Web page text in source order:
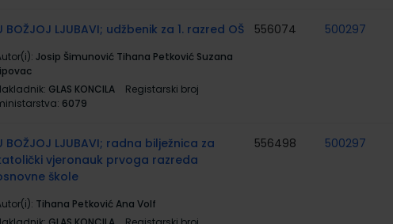
BOŽJOJ LJUBAVI; udžbenik za 1. razred OŠ
Josip Šimunović Tihana Petković Suzana
GLAS KONCILA
Registarski broj
6079
556074 500297
BOŽJOJ LJUBAVI; radna bilježnica za
vjeronauk prvoga razreda
škole
Tihana Petković Ana Volf
556498 500297